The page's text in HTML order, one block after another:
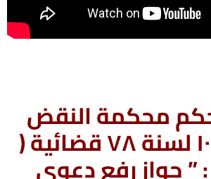
محكمة النقض
رقم ١٠١٥٨ لسنة ٧٨ قضائية (
” جواز رفع دعوى